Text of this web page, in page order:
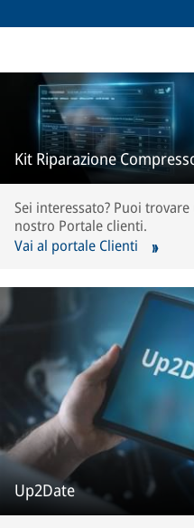
Kit Riparazione
Sei interessato? Puoi
nostro Portale clienti.
Vai al portale Clienti
Up2Date